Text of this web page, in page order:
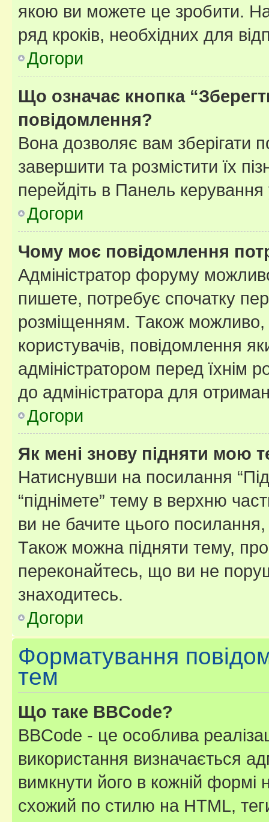
якою ви можете це зробити.
ряд кроків, необхідних для
Догори
Що означає кнопка
повідомлення?
Вона дозволяє вам зберігати
завершити та розмістити їх
перейдіть в Панель керування
Догори
Чому моє повідомлення
Адміністратор форуму
пишете, потребує спочатку
розміщенням. Також можливо,
користувачів, повідомлення
адміністратором перед їхнім
до адміністратора для
Догори
Як мені знову підняти мою
Натиснувши на посилання
“піднімете” тему в верхню
ви не бачите цього
Також можна підняти тему,
переконайтесь, що ви не
знаходитесь.
Догори
Форматування
тем
Що таке BBCode?
BBCode - це особлива
використання визначається
вимкнути його в кожній
схожий по стилю на HTML,